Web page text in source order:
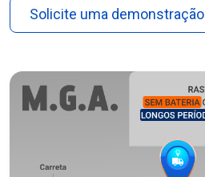
Solicite uma demonstração